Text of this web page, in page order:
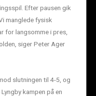
Efter pausen gik
manglede fysisk
for langsomme i pres,
siger Peter Ager
slutningen til 4-5, og
kampen på en